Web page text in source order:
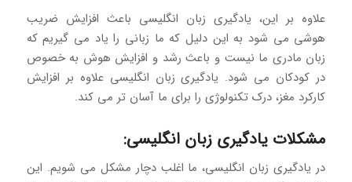
علاوه بر این، یادگیری زبان انگلیسی باعث افزایش ضریب
هوشی می شود به این دلیل که ما زبانی را یاد می گیریم که
زبان مادری ما نیست و باعث رشد و افزایش هوش به خصوص
در کودکان می شود. یادگیری زبان انگلیسی علاوه بر افزایش
کارکرد مغز، درک تکنولوژی را برای ما آسان تر می کند.
مشکلات یادگیری زبان انگلیسی:
در یادگیری زبان انگلیسی، ما اغلب دچار مشکل می شویم. این